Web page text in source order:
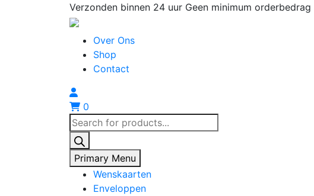
Verzonden binnen 24 uur Geen minimum orderbedrag
Over Ons
Shop
Contact
0
Producten
zoeken
Primary Menu
Wenskaarten
Enveloppen